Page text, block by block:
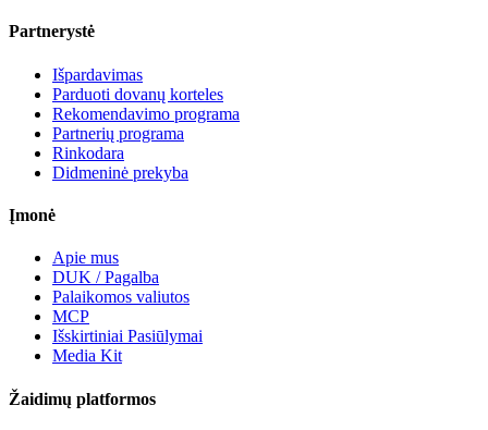
Partnerystė
Išpardavimas
Parduoti dovanų korteles
Rekomendavimo programa
Partnerių programa
Rinkodara
Didmeninė prekyba
Įmonė
Apie mus
DUK / Pagalba
Palaikomos valiutos
MCP
Išskirtiniai Pasiūlymai
Media Kit
Žaidimų platformos